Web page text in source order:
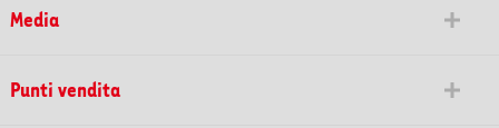
Media
Punti vendita